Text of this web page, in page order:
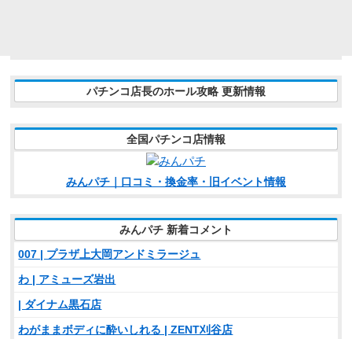
パチンコ店長のホール攻略 更新情報
全国パチンコ店情報
みんパチ｜口コミ・換金率・旧イベント情報
みんパチ 新着コメント
007 | プラザ上大岡アンドミラージュ
わ | アミューズ岩出
| ダイナム黒石店
わがままボディに酔いしれる | ZENT刈谷店